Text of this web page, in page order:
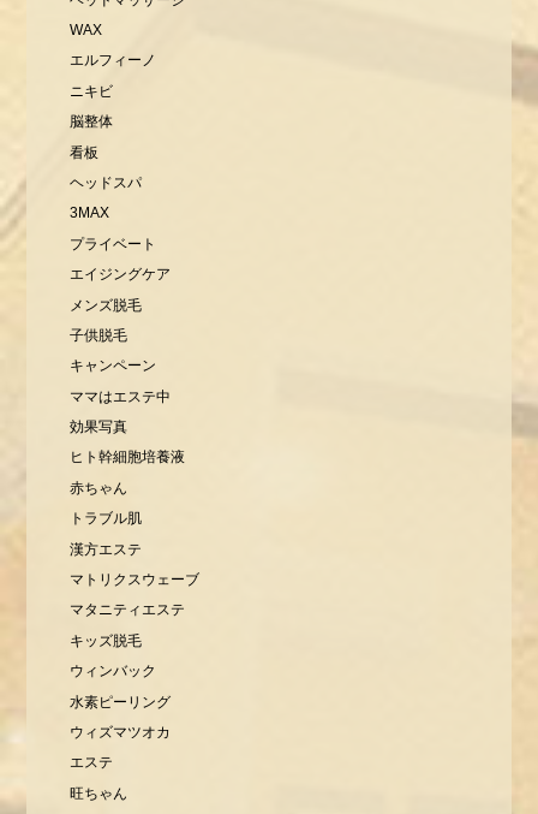
WAX
エルフィーノ
ニキビ
脳整体
看板
ヘッドスパ
3MAX
プライベート
エイジングケア
メンズ脱毛
子供脱毛
キャンペーン
ママはエステ中
効果写真
ヒト幹細胞培養液
赤ちゃん
トラブル肌
漢方エステ
マトリクスウェーブ
マタニティエステ
キッズ脱毛
ウィンバック
水素ピーリング
ウィズマツオカ
エステ
旺ちゃん